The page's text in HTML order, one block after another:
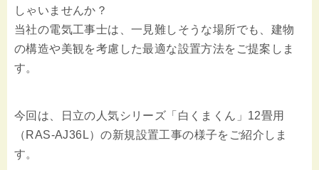
しゃいませんか？
当社の電気工事士は、一見難しそうな場所でも、建物
の構造や美観を考慮した最適な設置方法をご提案しま
す。
今回は、日立の人気シリーズ「白くまくん」12畳用
（RAS-AJ36L）の新規設置工事の様子をご紹介しま
す。